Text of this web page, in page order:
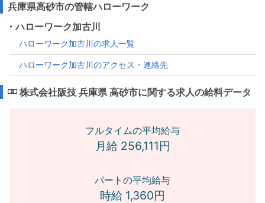
兵庫県高砂市の管轄ハローワーク
・ハローワーク加古川
ハローワーク加古川の求人一覧
ハローワーク加古川のアクセス・連絡先
株式会社阪技 兵庫県 高砂市に関する求人の給料データ
フルタイムの平均給与
月給 256,111円
パートの平均給与
時給 1,360円